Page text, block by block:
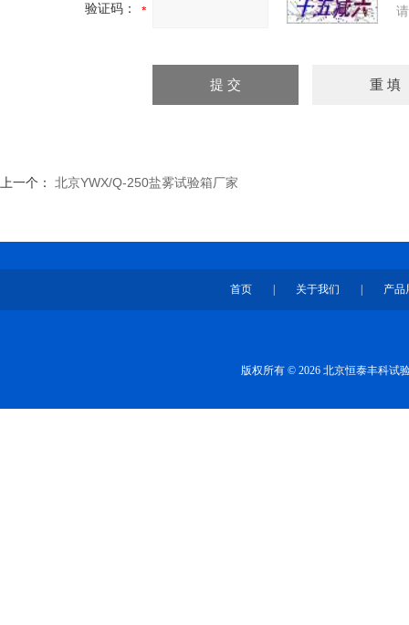
验证码：
上一个： 北京YWX/Q-250盐雾试验箱厂家
首页 关于我们 产品
版权所有 © 2026 北京恒泰丰科试